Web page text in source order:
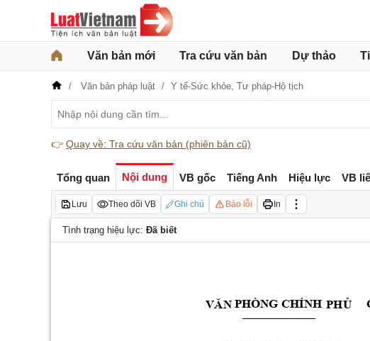
Văn bản mới Tra cứu văn bản Dự thảo
Văn bản pháp luật Y tế-Sức khỏe, Tư pháp-Hộ tịch
👉 Quay về: Tra cứu văn bản (phiên bản cũ)
Tổng quan Nội dung VB gốc Tiếng Anh Hiệu lực VB
Lưu Theo dõi VB Ghi chú Báo lỗi In
Tình trạng hiệu lực: Đã biết
VĂN PHÒNG CHÍNH PHỦ